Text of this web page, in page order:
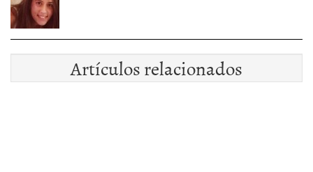
Artículos relacionados